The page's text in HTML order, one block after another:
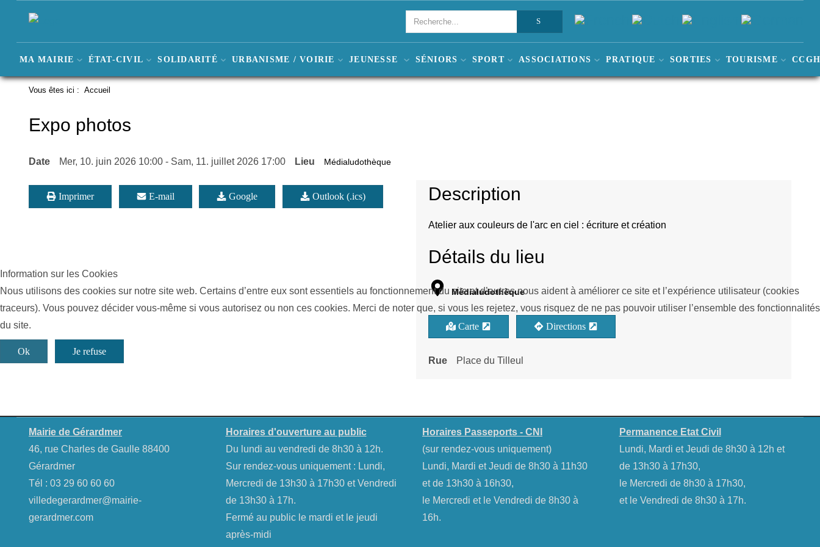
MA MAIRIE ÉTAT-CIVIL SOLIDARITÉ URBANISME / VOIRIE JEUNESSE SÉNIORS SPORT ASSOCIATIONS PRATIQUE SORTIES TOURISME
Vous êtes ici : Accueil
Expo photos
Date Mer, 10. juin 2026 10:00 - Sam, 11. juillet 2026 17:00 Lieu Médialudothèque
Imprimer E-mail Google Outlook (.ics) Description
Atelier aux couleurs de l'arc en ciel : écriture et création
Détails du lieu
Médialudothèque
Carte Directions
Rue Place du Tilleul
Mairie de Gérardmer
46, rue Charles de Gaulle 88400
Gérardmer
Tél : 03 29 60 60 60
villedegerardmer@mairie-
gerardmer.com
Horaires d'ouverture au public
Du lundi au vendredi de 8h30 à 12h.
Sur rendez-vous uniquement : Lundi,
Mercredi de 13h30 à 17h30 et Vendredi
de 13h30 à 17h.
Fermé au public le mardi et le jeudi
après-midi
Horaires Passeports - CNI
(sur rendez-vous uniquement)
Lundi, Mardi et Jeudi de 8h30 à 11h30
et de 13h30 à 16h30,
le Mercredi et le Vendredi de 8h30 à
16h.
Permanence Etat Civil
Lundi, Mardi et Jeudi de 8h30 à 12h et
de 13h30 à 17h30,
le Mercredi de 8h30 à 17h30,
et le Vendredi de 8h30 à 17h.
Information sur les Cookies
Nous utilisons des cookies sur notre site web. Certains d’entre eux sont essentiels au fonctionnement du site et d’autres nous aident à améliorer ce site et l’expérience utilisateur (cookies
traceurs). Vous pouvez décider vous-même si vous autorisez ou non ces cookies. Merci de noter que, si vous les rejetez, vous risquez de ne pas pouvoir utiliser l’ensemble des fonctionnalités
du site.
Ok Je refuse